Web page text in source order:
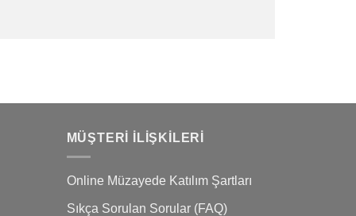
MÜŞTERI İLIŞKILERI
Online Müzayede Katılım Şartları
Sıkça Sorulan Sorular (FAQ)